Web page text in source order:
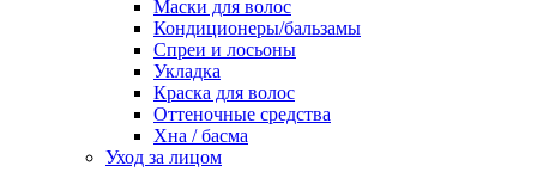
Маски для волос
Кондиционеры/бальзамы
Спреи и лосьоны
Укладка
Краска для волос
Оттеночные средства
Хна / басма
Уход за лицом